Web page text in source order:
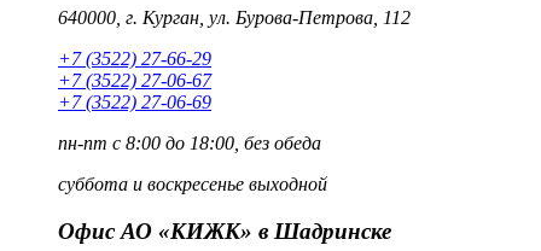
640000, г. Курган, ул. Бурова-Петрова, 112
+7 (3522) 27-66-29
+7 (3522) 27-06-67
+7 (3522) 27-06-69
пн-пт с 8:00 до 18:00, без обеда
суббота и воскресенье выходной
Офис АО «КИЖК» в Шадринске